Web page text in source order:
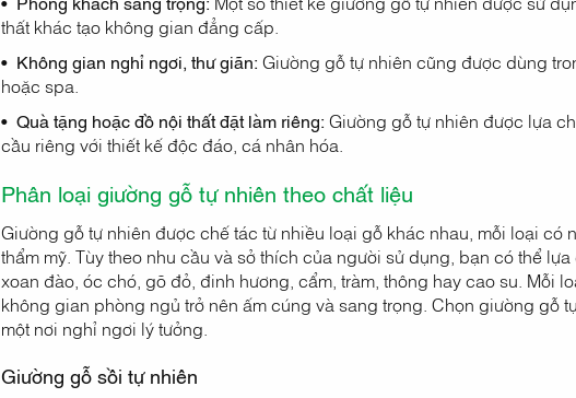
thất khác tạo không gian đẳng cấp.
• Không gian nghỉ ngơi, thư giãn: Giường gỗ tự nhiên cũng được dùng
hoặc spa.
• Quà tặng hoặc đồ nội thất đặt làm riêng: Giường gỗ tự nhiên được lựa
cầu riêng với thiết kế độc đáo, cá nhân hóa.
Phân loại giường gỗ tự nhiên theo chất liệu
Giường gỗ tự nhiên được chế tác từ nhiều loại gỗ khác nhau, mỗi loại
thẩm mỹ. Tùy theo nhu cầu và sở thích của người sử dụng, bạn có thể
xoan đào, óc chó, gõ đỏ, đinh hương, cẩm, tràm, thông hay cao su. Mỗi
không gian phòng ngủ trở nên ấm cúng và sang trọng. Chọn giường gỗ
một nơi nghỉ ngơi lý tưởng.
Giường gỗ sồi tự nhiên